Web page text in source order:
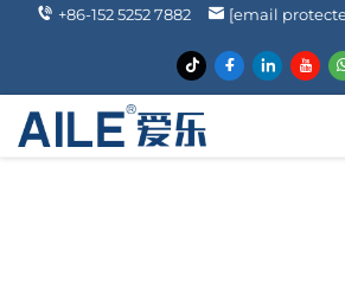
+86-152 5252 7882 [email